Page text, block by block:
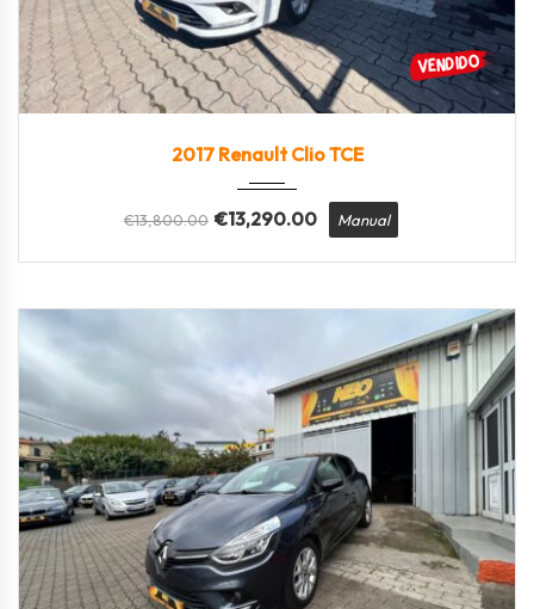
2017 Renault Clio TCE
€13,800.00 €13,290.00 Manual